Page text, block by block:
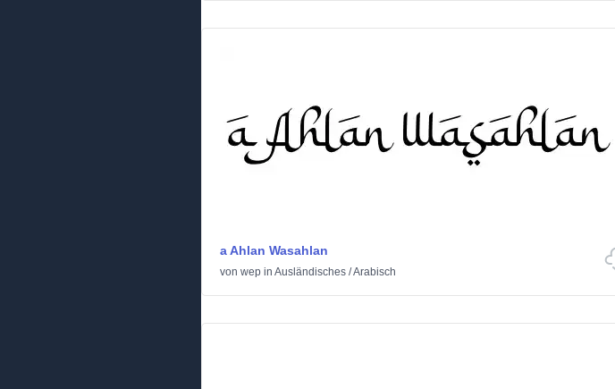
a Ahlan Wasahlan
von wep in Ausländisches /Arabisch